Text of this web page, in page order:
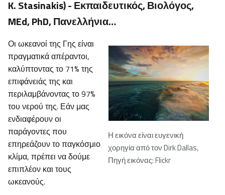
K. Stasinakis) - Εκπαιδευτικός, Βιολόγος,
MEd, PhD, Πανελλήνια…
Η εικόνα είναι ευγενική
χορηγία από τον Dirk Dallas,
Πηγή εικόνας: Flickr
Οι ωκεανοί της Γης είναι
πραγματικά απέραντοι,
καλύπτοντας το 71% της
επιφάνειάς της και
περιλαμβάνοντας το 97%
του νερού της. Εάν μας
ενδιαφέρουν οι
παράγοντες που
επηρεάζουν το παγκόσμιο
κλίμα, πρέπει να δούμε
επιπλέον και τους
ωκεανούς.